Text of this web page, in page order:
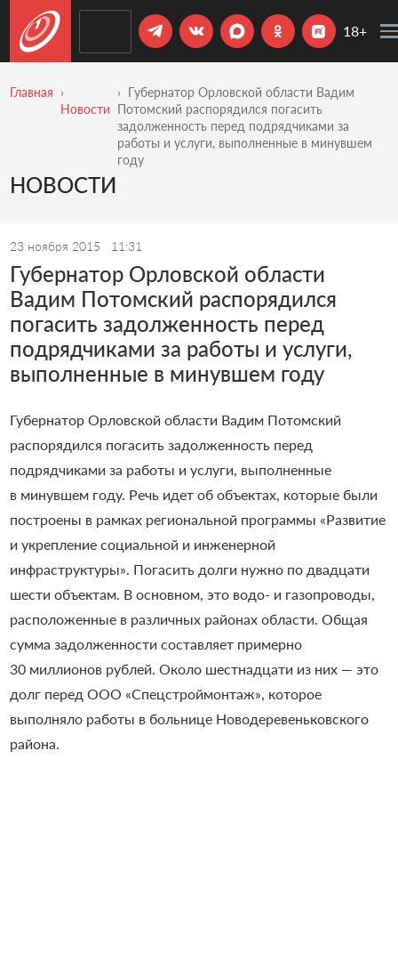
18+
Главная
Новости
Губернатор Орловской области Вадим
Потомский распорядился погасить
задолженность перед подрядчиками за
работы и услуги, выполненные в минувшем
году
НОВОСТИ
23 ноября 2015 11:31
Губернатор Орловской области
Вадим Потомский распорядился
погасить задолженность перед
подрядчиками за работы и услуги,
выполненные в минувшем году
Губернатор Орловской области Вадим Потомский
распорядился погасить задолженность перед
подрядчиками за работы и услуги, выполненные
в минувшем году. Речь идет об объектах, которые были
построены в рамках региональной программы «Развитие
и укрепление социальной и инженерной
инфраструктуры». Погасить долги нужно по двадцати
шести объектам. В основном, это водо- и газопроводы,
расположенные в различных районах области. Общая
сумма задолженности составляет примерно
30 миллионов рублей. Около шестнадцати из них — это
долг перед ООО «Спецстроймонтаж», которое
выполняло работы в больнице Новодеревеньковского
района.